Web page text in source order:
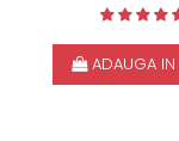
ADAUGA